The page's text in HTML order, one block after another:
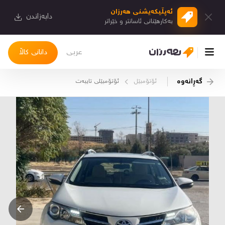
ئەپڵیكەیشنی هەرزان
بەكارهێنانی ئاسانتر و خێراتر دابەزاندن
دانانی کاڵا عربی
کاڵاکانم
دیاریکراوەکانم
دوا بینراوەکان
چات
گەڕانەوە ئۆتۆمبێل ئۆتۆمبێلی تایبه‌ت